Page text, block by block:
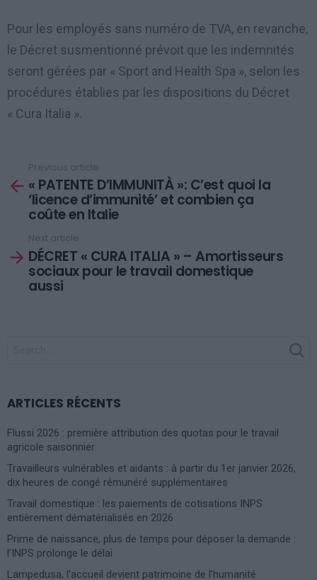
Pour les employés sans numéro de TVA, en revanche,
le Décret susmentionné prévoit que les indemnités
seront gérées par « Sport and Health Spa », selon les
procédures établies par les dispositions du Décret
« Cura Italia ».
more
Previous article
« PATENTE D’IMMUNITÀ »: C’est quoi la
‘licence d’immunité’ et combien ça
coûte en Italie
Next article
DÉCRET « CURA ITALIA » – Amortisseurs
sociaux pour le travail domestique
aussi
ARTICLES RÉCENTS
Flussi 2026 : première attribution des quotas pour le travail
agricole saisonnier
Travailleurs vulnérables et aidants : à partir du 1er janvier 2026,
dix heures de congé rémunéré supplémentaires
Travail domestique : les paiements de cotisations INPS
entièrement dématérialisés en 2026
Prime de naissance, plus de temps pour déposer la demande :
l’INPS prolonge le délai
Lampedusa, l’accueil devient patrimoine de l’humanité